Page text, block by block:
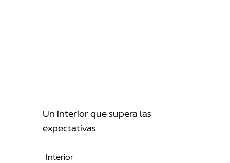
Un interior que supera las
expectativas.
Interior